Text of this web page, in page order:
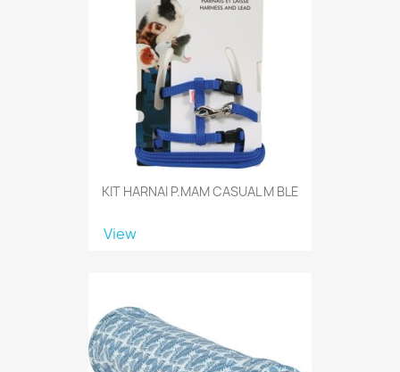
KIT HARNAI P.MAM CASUAL M BLE
View